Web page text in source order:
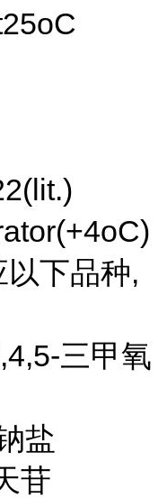
下品种,
三甲氧
盐
苷